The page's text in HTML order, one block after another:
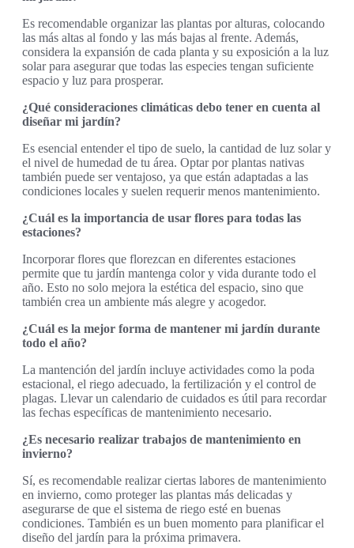
Es recomendable organizar las plantas por alturas, colocando
las más altas al fondo y las más bajas al frente. Además,
considera la expansión de cada planta y su exposición a la luz
solar para asegurar que todas las especies tengan suficiente
espacio y luz para prosperar.
¿Qué consideraciones climáticas debo tener en cuenta al
diseñar mi jardín?
Es esencial entender el tipo de suelo, la cantidad de luz solar y
el nivel de humedad de tu área. Optar por plantas nativas
también puede ser ventajoso, ya que están adaptadas a las
condiciones locales y suelen requerir menos mantenimiento.
¿Cuál es la importancia de usar flores para todas las
estaciones?
Incorporar flores que florezcan en diferentes estaciones
permite que tu jardín mantenga color y vida durante todo el
año. Esto no solo mejora la estética del espacio, sino que
también crea un ambiente más alegre y acogedor.
¿Cuál es la mejor forma de mantener mi jardín durante
todo el año?
La mantención del jardín incluye actividades como la poda
estacional, el riego adecuado, la fertilización y el control de
plagas. Llevar un calendario de cuidados es útil para recordar
las fechas específicas de mantenimiento necesario.
¿Es necesario realizar trabajos de mantenimiento en
invierno?
Sí, es recomendable realizar ciertas labores de mantenimiento
en invierno, como proteger las plantas más delicadas y
asegurarse de que el sistema de riego esté en buenas
condiciones. También es un buen momento para planificar el
diseño del jardín para la próxima primavera.